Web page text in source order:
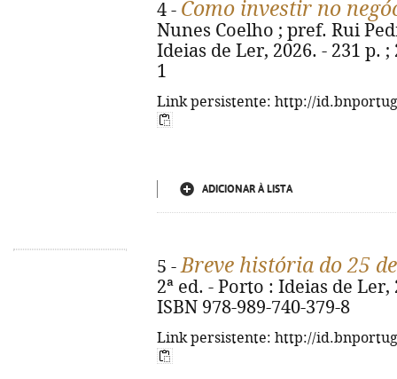
4 - Como investir no
Nunes Coelho ; pref. Rui
Ideias de Ler, 2026. - 231 p. ;
1
Link persistente: http://
ADICIONAR À LISTA
5 -Breve história do 25
2ª ed. - Porto : Ideias de
ISBN 978-989-740-379-8
Link persistente: http://